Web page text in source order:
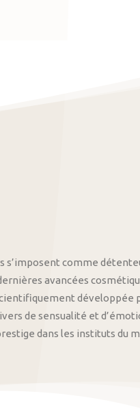
s’imposent comme
avancées
développée
de sensualité et
dans les instituts du